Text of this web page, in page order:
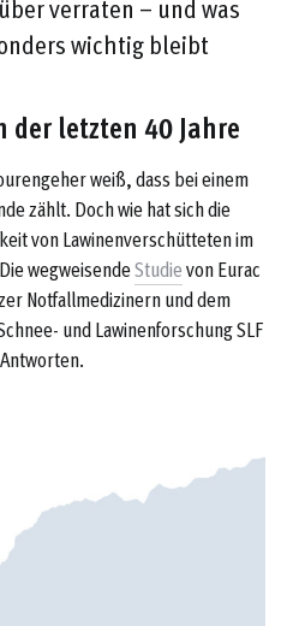
verraten – und was
wichtig bleibt
der letzten 40 Jahre
weiß, dass bei einem
zählt. Doch wie hat sich die
von Lawinenverschütteten im
wegweisendeStudievon Eurac
Notfallmedizinern und dem
und Lawinenforschung SLF